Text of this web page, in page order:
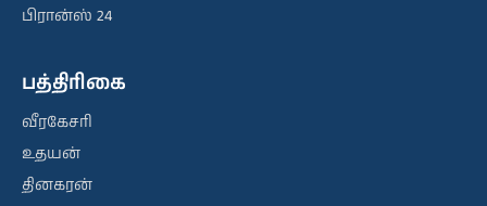
பிரான்ஸ் 24
பத்திரிகை
வீரகேசரி
உதயன்
தினகரன்